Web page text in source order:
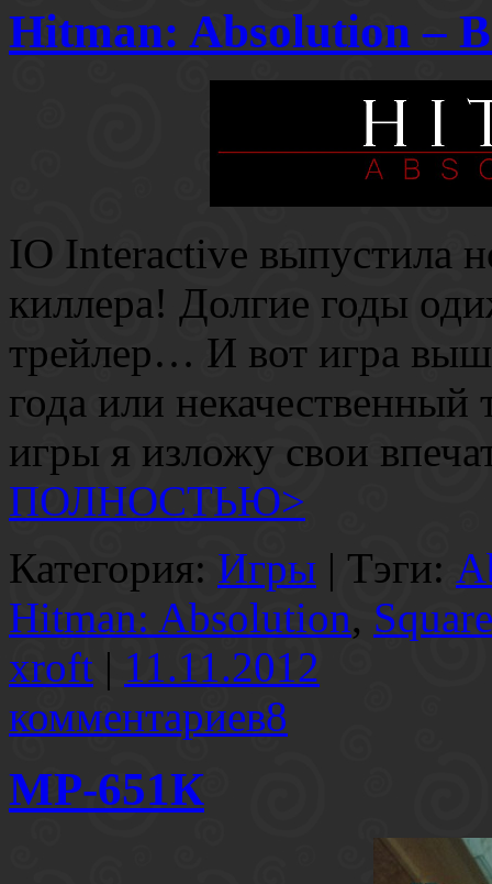
Hitman: Absolution –
IO Interactive выпустила
киллера! Долгие годы
трейлер… И вот игра
года или
игры я изложу свои
ПОЛНОСТЬЮ>
Категория: Игры | Тэги:
Hitman: Absolution,
xroft | 11.11.2012
комментариев8
МР-651К